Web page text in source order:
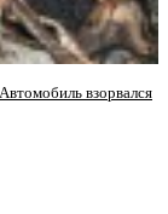
взорвался